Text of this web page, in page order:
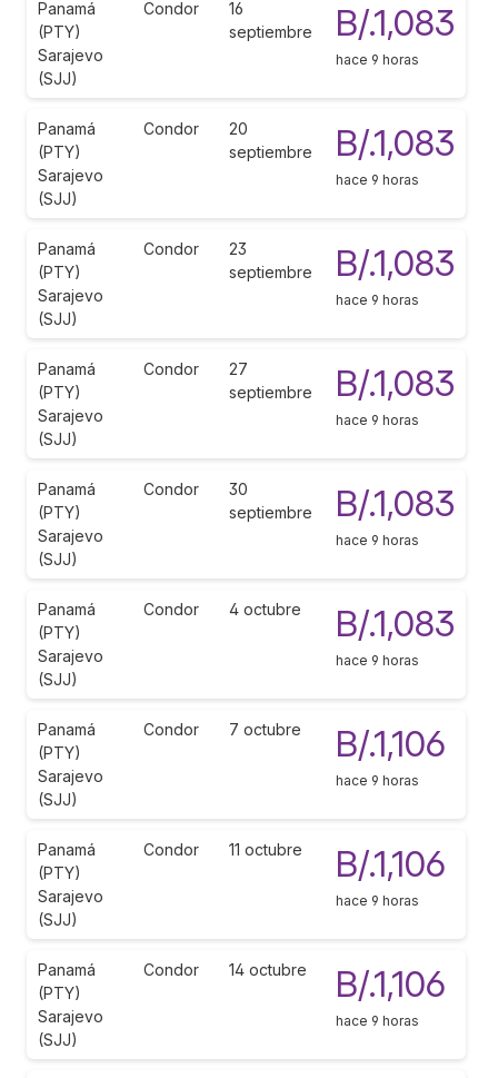
Panamá
(PTY)
Sarajevo
(SJJ)
Condor
16
septiembre
B/.1,083
hace 9 horas
Panamá
(PTY)
Sarajevo
(SJJ)
Condor
20
septiembre
B/.1,083
hace 9 horas
Panamá
(PTY)
Sarajevo
(SJJ)
Condor
23
septiembre
B/.1,083
hace 9 horas
Panamá
(PTY)
Sarajevo
(SJJ)
Condor
27
septiembre
B/.1,083
hace 9 horas
Panamá
(PTY)
Sarajevo
(SJJ)
Condor
30
septiembre
B/.1,083
hace 9 horas
Panamá
(PTY)
Sarajevo
(SJJ)
Condor 4 octubre B/.1,083
hace 9 horas
Panamá
(PTY)
Sarajevo
(SJJ)
Condor 7 octubre B/.1,106
hace 9 horas
Panamá
(PTY)
Sarajevo
(SJJ)
Condor 11 octubre B/.1,106
hace 9 horas
Panamá
(PTY)
Sarajevo
(SJJ)
Condor 14 octubre B/.1,106
hace 9 horas